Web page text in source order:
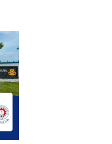
Malaysia
daripada 18 tahun
jawatan.
melepasi syarat-syarat
ditetapkan bagi